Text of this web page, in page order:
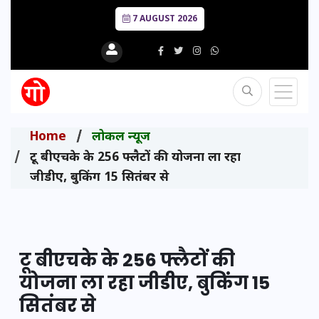
7 AUGUST 2026
Home
लोकल न्यूज
टू बीएचके के 256 फ्लैटों की योजना ला रहा
जीडीए, बुकिंग 15 सितंबर से
टू बीएचके के 256 फ्लैटों की
योजना ला रहा जीडीए, बुकिंग 15
सितंबर से